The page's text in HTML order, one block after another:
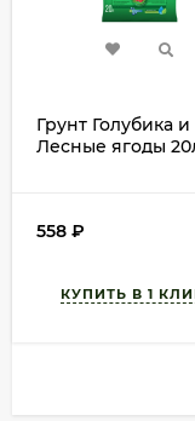
Грунт Голубика и
Лесные ягоды
558 ₽